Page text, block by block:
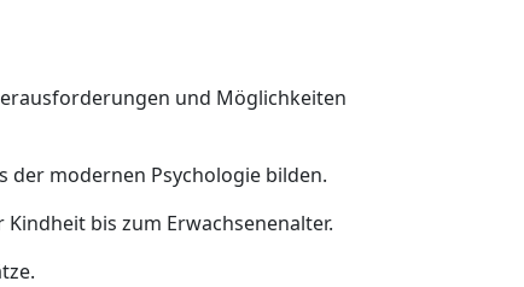
und Möglichkeiten
der modernen Psychologie bilden.
bis zum Erwachsenenalter.